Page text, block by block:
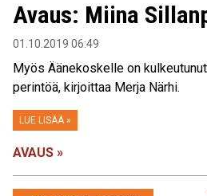
Avaus: Miina
01.10.2019 06:49
Myös Äänekoskelle on
perintöä, kirjoittaa Merja Närhi.
LUE LISÄÄ »
AVAUS »